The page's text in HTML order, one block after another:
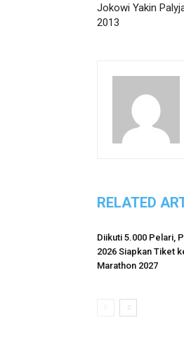
Jokowi Yakin
2013
RELATED
Diikuti 5.000 Pelari,
2026 Siapkan Tiket
Marathon 2027